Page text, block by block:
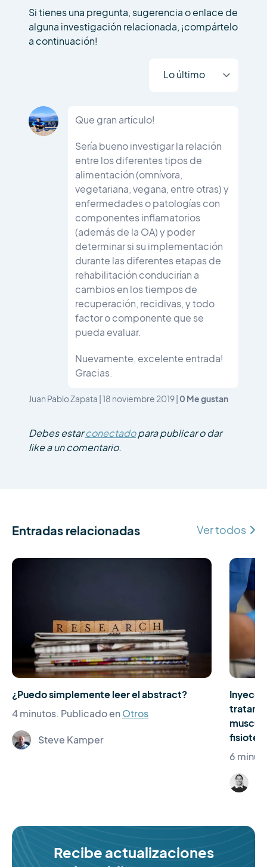
Si tienes una pregunta, sugerencia o enlace de
alguna investigación relacionada, ¡compártelo
a continuación!
Que gran artículo!
Sería bueno investigar la relación
entre los diferentes tipos de
alimentación (omnívora,
vegetariana, vegana, entre otras) y
enfermedades o patologías con
componentes inflamatorios
(además de la OA) y poder
determinar si su implementación
durante las diferentes etapas de
rehabilitación conducirían a
cambios en los tiempos de
recuperación, recidivas, y todo
factor o componente que se
pueda evaluar.
Nuevamente, excelente entrada!
Gracias.
Juan Pablo Zapata 18 noviembre 2019 0 Me gustan
Debes estarconectadopara publicar o dar
like a un comentario.
Entradas relacionadas Ver todos
¿Puedo simplemente leer el abstract?
4 minutos. Publicado enOtros
Steve Kamper
6
Recibe actualizaciones